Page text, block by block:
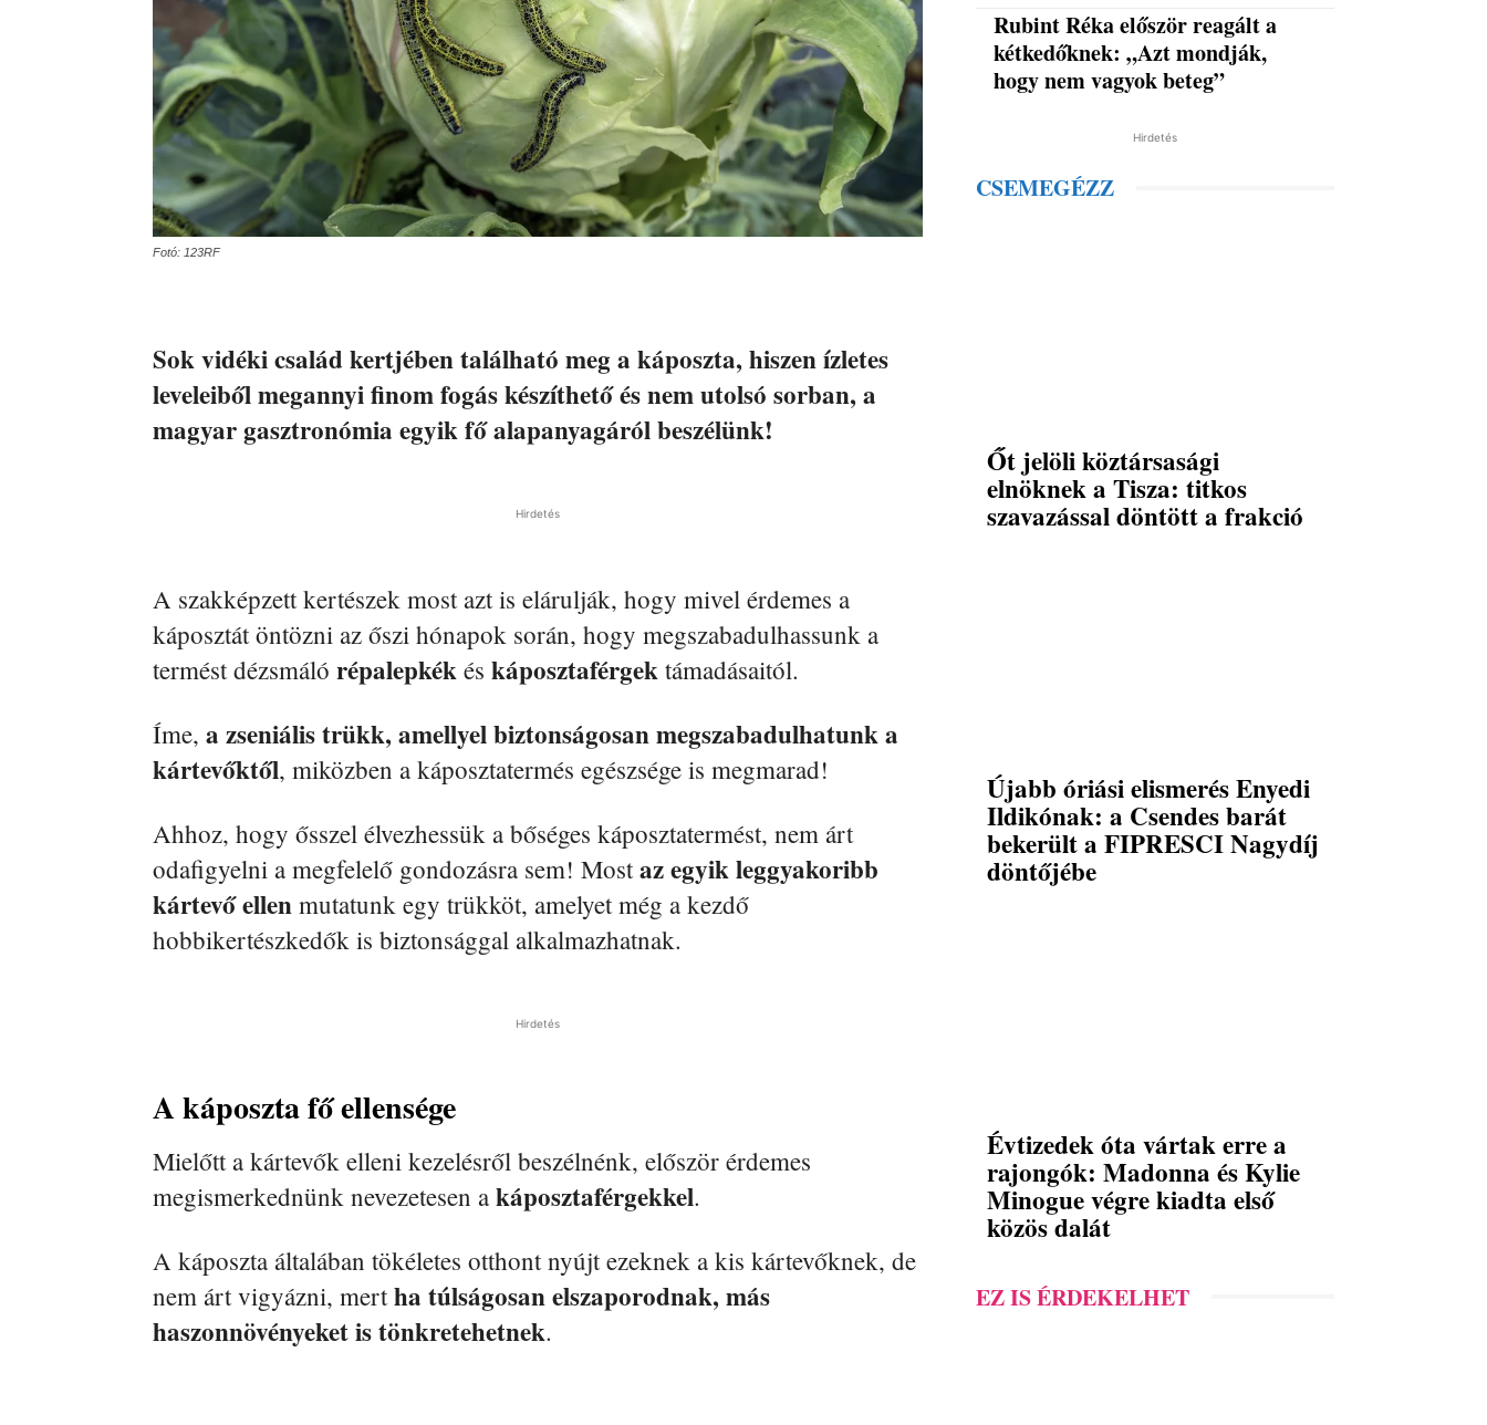
Fotó: 123RF
Sok vidéki család kertjében található meg a káposzta, hiszen ízletes
leveleiből megannyi finom fogás készíthető és nem utolsó sorban, a
magyar gasztronómia egyik fő alapanyagáról beszélünk!
Hirdetés
A szakképzett kertészek most azt is elárulják, hogy mivel érdemes a
káposztát öntözni az őszi hónapok során, hogy megszabadulhassunk a
termést dézsmáló répalepkék és káposztaférgek támadásaitól.
Íme, a zseniális trükk, amellyel biztonságosan megszabadulhatunk a
kártevőktől, miközben a káposztatermés egészsége is megmarad!
Ahhoz, hogy ősszel élvezhessük a bőséges káposztatermést, nem árt
odafigyelni a megfelelő gondozásra sem! Mostaz egyik leggyakoribb
kártevő ellen mutatunk egy trükköt, amelyet még a kezdő
hobbikertészkedők is biztonsággal alkalmazhatnak.
Hirdetés
A káposzta fő ellensége
Mielőtt a kártevők elleni kezelésről beszélnénk, először érdemes
megismerkednünk nevezetesen a káposztaférgekkel.
A káposzta általában tökéletes otthont nyújt ezeknek a kis kártevőknek, de
nem árt vigyázni, mertha túlságosan elszaporodnak, más
haszonnövényeket is tönkretehetnek.
Rubint Réka először reagált a
kétkedőknek: „Azt mondják,
hogy nem vagyok beteg”
Hirdetés
CSEMEGÉZZ
Őt jelöli köztársasági
elnöknek a Tisza: titkos
szavazással döntött a frakció
Újabb óriási elismerés Enyedi
Ildikónak: a Csendes barát
bekerült a FIPRESCI Nagydíj
döntőjébe
Évtizedek óta vártak erre a
rajongók: Madonna és Kylie
Minogue végre kiadta első
közös dalát
EZ IS ÉRDEKELHET